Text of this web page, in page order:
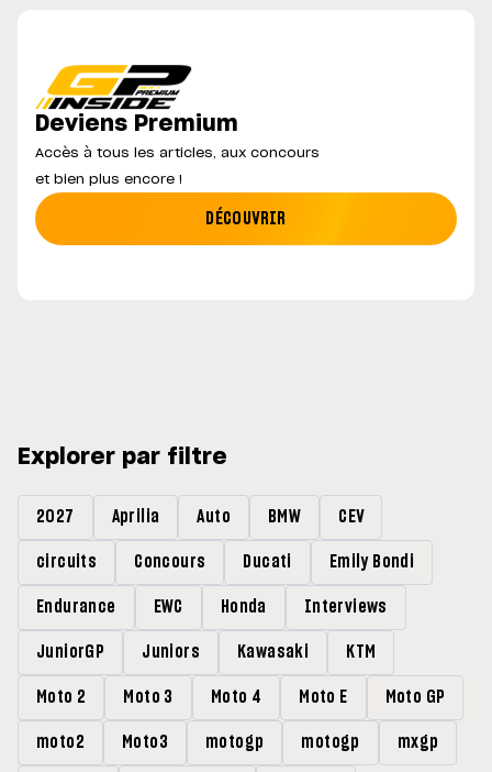
Deviens Premium
Accès à tous les articles, aux concours
et bien plus encore !
DÉCOUVRIR
Explorer par filtre
2027 Aprilia Auto BMW CEV
circuits Concours Ducati Emily Bondi
Endurance EWC Honda Interviews
JuniorGP Juniors Kawasaki KTM
Moto 2 Moto 3 Moto 4 Moto E Moto GP
moto2 Moto3 motogp motogp mxgp